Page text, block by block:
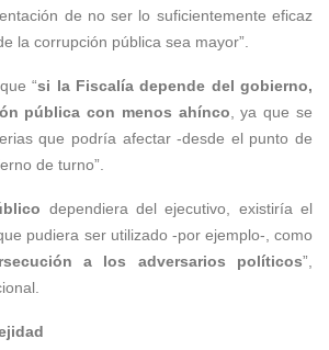
de no ser lo suficientemente eficaz
la corrupción pública sea mayor”.
“si la Fiscalía depende del gobierno,
pública con menos ahínco, ya que se
que podría afectar -desde el punto de
de turno”.
dependiera del ejecutivo, existiría el
pudiera ser utilizado -por ejemplo-, como
a los adversarios políticos”,